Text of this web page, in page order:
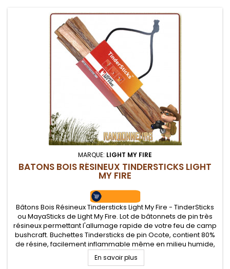
MARQUE: LIGHT MY FIRE
BATONS BOIS RÉSINEUX TINDERSTICKS LIGHT
MY FIRE
Bâtons Bois Résineux Tindersticks Light My Fire - TinderSticks
ou MayaSticks de Light My Fire. Lot de bâtonnets de pin très
résineux permettant l'allumage rapide de votre feu de camp
bushcraft. Buchettes Tindersticks de pin Ocote, contient 80%
de résine, facilement inflammable même en milieu humide,
flamme intense.
En savoir plus